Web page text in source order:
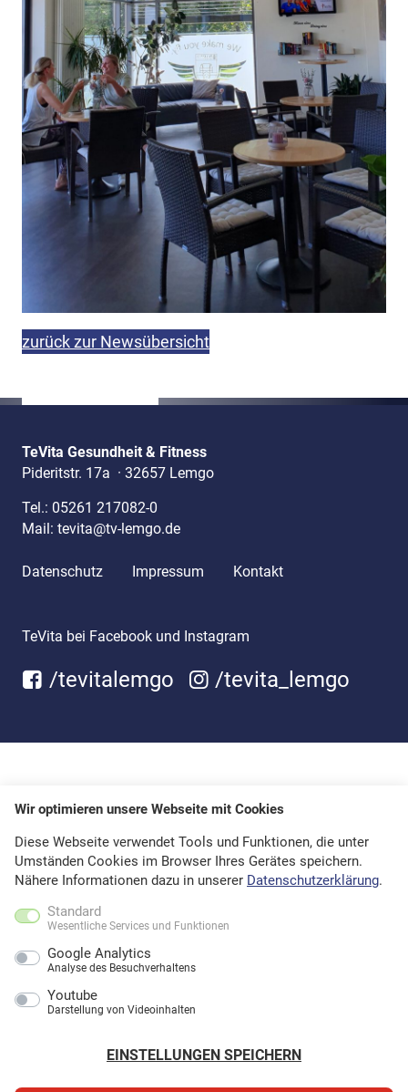
zurück zur Newsübersicht
TeVita Gesundheit & Fitness
Pideritstr. 17a · 32657 Lemgo
Tel.: 05261 217082-0
Mail: tevita@tv-lemgo.de
Datenschutz Impressum Kontakt
TeVita bei Facebook und Instagram
/tevitalemgo /tevita_lemgo
Wir optimieren unsere Webseite mit Cookies
Diese Webseite verwendet Tools und Funktionen, die unter
Umständen Cookies im Browser Ihres Gerätes speichern.
Nähere Informationen dazu in unserer Datenschutzerklärung.
Standard
Wesentliche Services und Funktionen
Google Analytics
Analyse des Besuchverhaltens
Youtube
Darstellung von Videoinhalten
EINSTELLUNGEN SPEICHERN